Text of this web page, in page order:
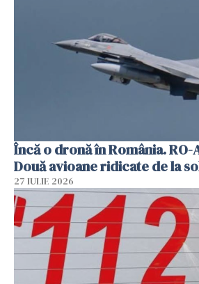
Încă o dronă în România. RO-
Două avioane ridicate de la
27 IULIE 2026